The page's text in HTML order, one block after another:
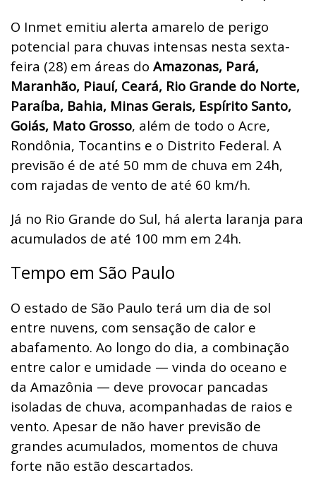
O Inmet emitiu alerta amarelo de perigo
potencial para chuvas intensas nesta sexta-
feira (28) em áreas do Amazonas, Pará,
Maranhão, Piauí, Ceará, Rio Grande do Norte,
Paraíba, Bahia, Minas Gerais, Espírito Santo,
Goiás, Mato Grosso, além de todo o Acre,
Rondônia, Tocantins e o Distrito Federal. A
previsão é de até 50 mm de chuva em 24h,
com rajadas de vento de até 60 km/h.
Já no Rio Grande do Sul, há alerta laranja para
acumulados de até 100 mm em 24h.
Tempo em São Paulo
O estado de São Paulo terá um dia de sol
entre nuvens, com sensação de calor e
abafamento. Ao longo do dia, a combinação
entre calor e umidade — vinda do oceano e
da Amazônia — deve provocar pancadas
isoladas de chuva, acompanhadas de raios e
vento. Apesar de não haver previsão de
grandes acumulados, momentos de chuva
forte não estão descartados.